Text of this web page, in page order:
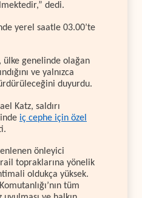
dedi.
yerel saatle 03.00’te
ülke genelinde olağan
ve yalnızca
duyurdu.
Katz, saldırı
iç cephe için özel
önleyici
topraklarına yönelik
oldukça yüksek.
tüm